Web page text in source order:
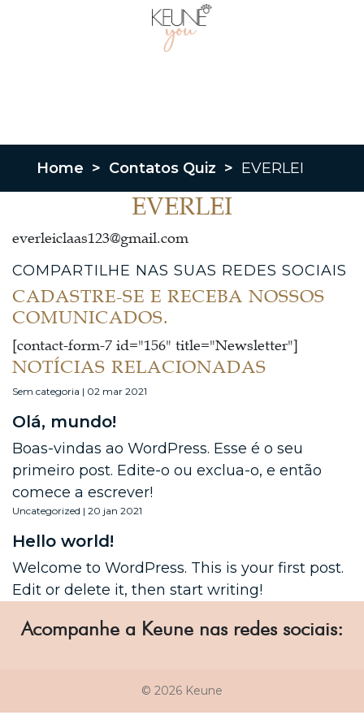
Home > Contatos Quiz > EVERLEI
EVERLEI
everleiclaas123@gmail.com
COMPARTILHE NAS SUAS REDES SOCIAIS
CADASTRE-SE E RECEBA NOSSOS
COMUNICADOS.
[contact-form-7 id="156" title="Newsletter"]
NOTÍCIAS RELACIONADAS
Sem categoria | 02 mar 2021
Olá, mundo!
Boas-vindas ao WordPress. Esse é o seu
primeiro post. Edite-o ou exclua-o, e então
comece a escrever!
Uncategorized | 20 jan 2021
Hello world!
Welcome to WordPress. This is your first post.
Edit or delete it, then start writing!
Acompanhe a Keune nas redes sociais:
© 2026 Keune